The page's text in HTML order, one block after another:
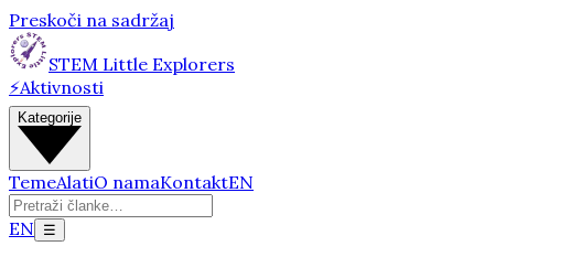
Preskoči na sadržaj
STEM Little Explorers
⚡Aktivnosti
Kategorije
TemeAlatiO namaKontaktEN
EN ☰